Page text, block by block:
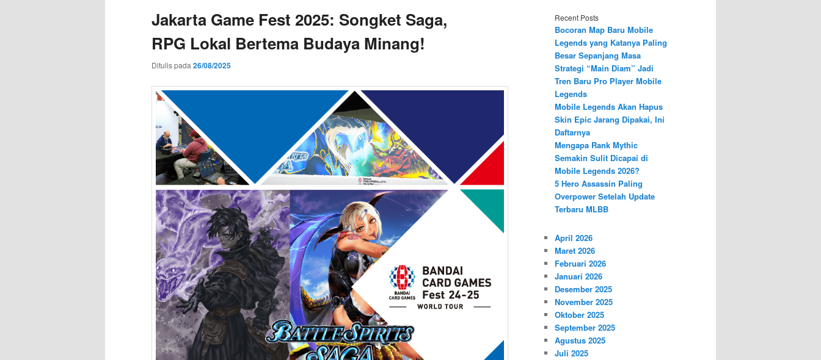
Jakarta Game Fest 2025: Songket Saga,
RPG Lokal Bertema Budaya Minang!
Ditulis pada 26/08/2025
Recent Posts
Bocoran Map Baru Mobile
Legends yang Katanya Paling
Besar Sepanjang Masa
Strategi “Main Diam” Jadi
Tren Baru Pro Player Mobile
Legends
Mobile Legends Akan Hapus
Skin Epic Jarang Dipakai, Ini
Daftarnya
Mengapa Rank Mythic
Semakin Sulit Dicapai di
Mobile Legends 2026?
5 Hero Assassin Paling
Overpower Setelah Update
Terbaru MLBB
April 2026
Maret 2026
Februari 2026
Januari 2026
Desember 2025
November 2025
Oktober 2025
September 2025
Agustus 2025
Juli 2025